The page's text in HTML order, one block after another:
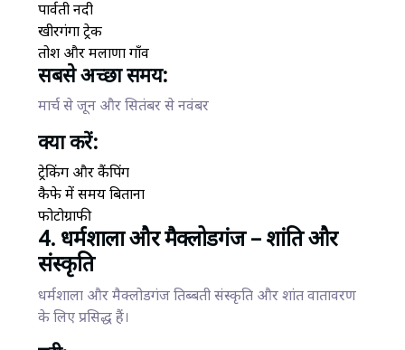
पार्वती नदी
खीरगंगा ट्रेक
तोश और मलाणा गाँव
सबसे अच्छा समय:
मार्च से जून और सितंबर से नवंबर
क्या करें:
ट्रेकिंग और कैंपिंग
कैफे में समय बिताना
फोटोग्राफी
4. धर्मशाला और मैक्लोडगंज – शांति और
संस्कृति
धर्मशाला और मैक्लोडगंज तिब्बती संस्कृति और शांत वातावरण
के लिए प्रसिद्ध हैं।